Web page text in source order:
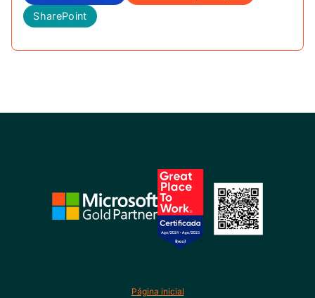
SharePoint
Página inicial